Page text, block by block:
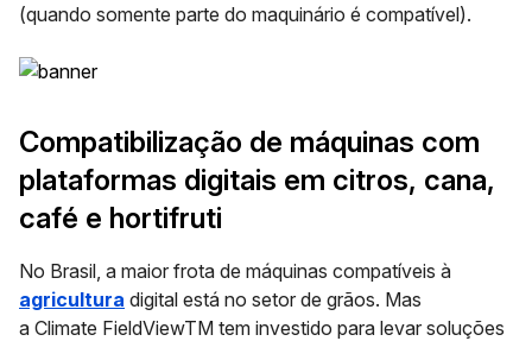
(quando somente parte do maquinário é compatível).
Compatibilização de máquinas com
plataformas digitais em citros, cana,
café e hortifruti
No Brasil, a maior frota de máquinas compatíveis à
agricultura digital está no setor de grãos. Mas
a Climate FieldViewTM tem investido para levar soluções